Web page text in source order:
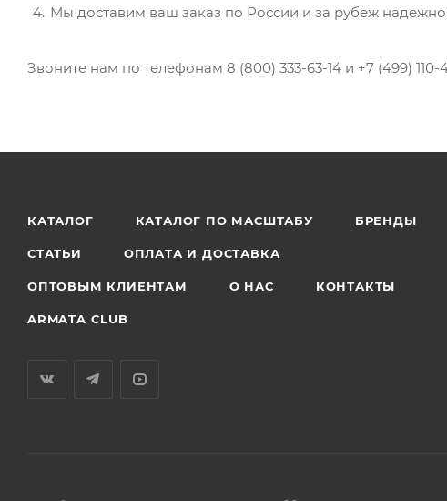
Мы доставим ваш заказ по России и за рубеж
Звоните нам по телефонам 8 (800) 333-63-14 и +7 (499)
КАТАЛОГ КАТАЛОГ ПО МАСШТАБУ БРЕНДЫ
СТАТЬИ ОПЛАТА И ДОСТАВКА
ОПТОВЫМ КЛИЕНТАМ О НАС КОНТАКТЫ
ARMATA CLUB